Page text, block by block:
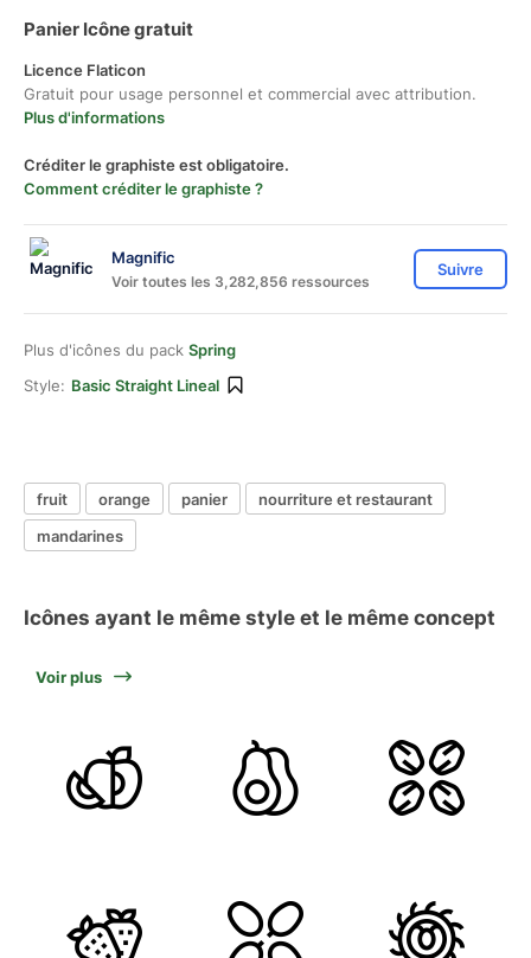
Panier Icône gratuit
Licence Flaticon
Gratuit pour usage personnel et commercial avec attribution.
Plus d'informations
Créditer le graphiste est obligatoire.
Comment créditer le graphiste ?
Magnific
Voir toutes les 3,282,856 ressources
Suivre
Plus d'icônes du pack Spring
Style: Basic Straight Lineal
fruit orange panier
nourriture et restaurant
mandarines
Icônes ayant le même style et le même concept
Voir plus